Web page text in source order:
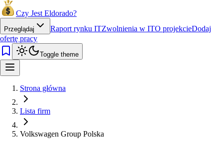
Czy Jest Eldorado?
Przeglądaj Raport rynku ITZwolnienia w ITO projekcieDodaj
ofertę pracy
Toggle theme
Strona główna
Lista firm
Volkswagen Group Polska